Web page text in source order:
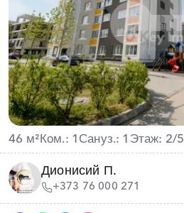
46 м² Ком.: 1 Сануз.: 1 Этаж: 2/5
Дионисий П.
+373 76 000 271